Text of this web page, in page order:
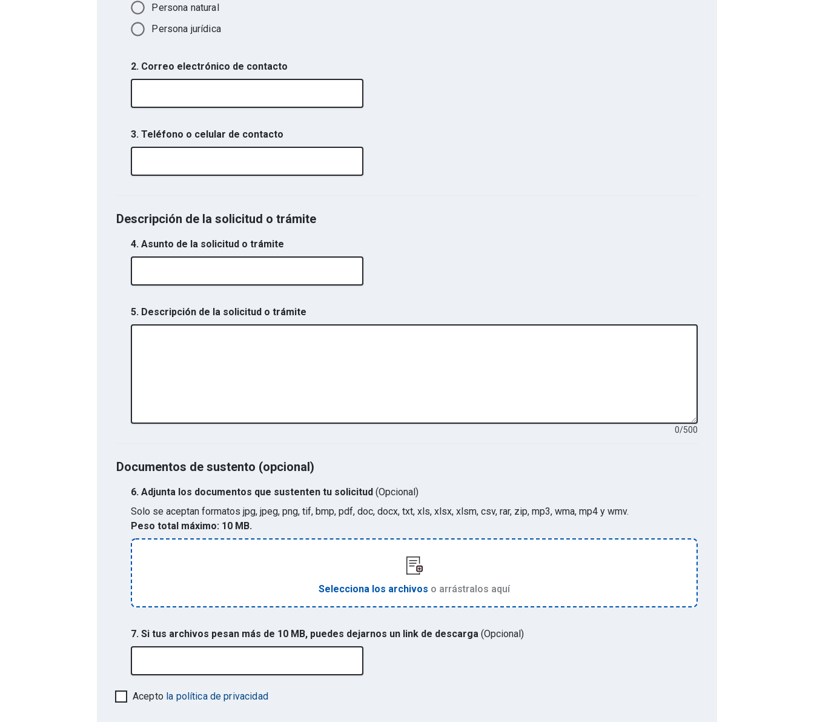
Persona natural
Persona jurídica
2. Correo electrónico de contacto
3. Teléfono o celular de contacto
Descripción de la solicitud o trámite
4. Asunto de la solicitud o trámite
5. Descripción de la solicitud o trámite
0/500
Documentos de sustento (opcional)
6. Adjunta los documentos que sustenten tu solicitud (Opcional)
Solo se aceptan formatos jpg, jpeg, png, tif, bmp, pdf, doc, docx, txt, xls, xlsx, xlsm, csv, rar, zip, mp3, wma, mp4 y wmv.
Peso total máximo: 10 MB.
Selecciona los archivos o arrástralos aquí
7. Si tus archivos pesan más de 10 MB, puedes dejarnos un link de descarga (Opcional)
Acepto la política de privacidad